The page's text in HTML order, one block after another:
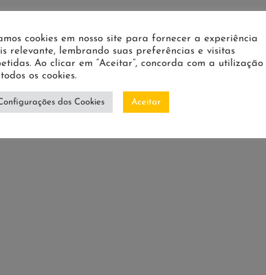
cookies em nosso site para fornecer a experiência
relevante, lembrando suas preferências e visitas
Ao clicar em “Aceitar”, concorda com a utilização
os cookies.
dos Cookies Aceitar